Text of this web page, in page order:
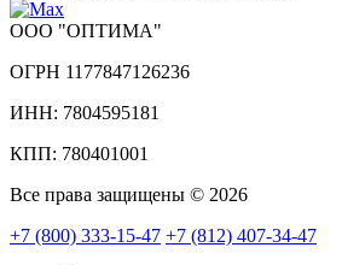
ООО "ОПТИМА"
ОГРН 1177847126236
ИНН: 7804595181
КПП: 780401001
Все права защищены © 2026
+7 (800) 333-15-47 +7 (812) 407-34-47